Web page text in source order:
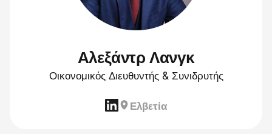
Αλεξάντρ Λανγκ
Οικονομικός Διευθυντής & Συνιδρυτής
Ελβετία